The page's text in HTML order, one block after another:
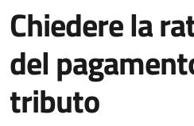
Chiedere la
del
tributo